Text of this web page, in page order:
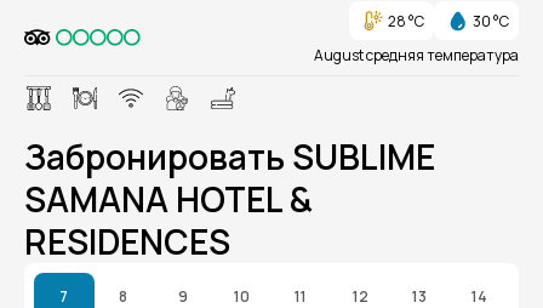
28 °C
30 °C
August средняя температура
Забронировать SUBLIME
SAMANA HOTEL &
RESIDENCES
7 8 9 10 11 12 13 14